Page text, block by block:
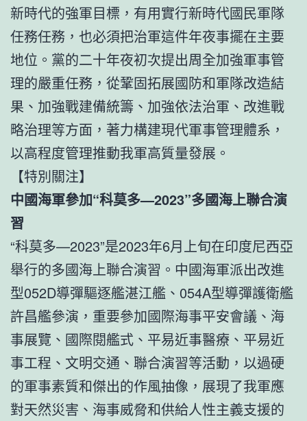
新時代的強軍目標，有用實行新時代國民軍隊
任務任務，也必須把治軍這件年夜事擺在主要
地位。黨的二十年夜初次提出周全加強軍事管
理的嚴重任務，從鞏固拓展國防和軍隊改造結
果、加強戰建備統籌、加強依法治軍、改進戰
略治理等方面，著力構建現代軍事管理體系，
以高程度管理推動我軍高質量發展。
【特別關注】
中國海軍參加“科莫多—2023”多國海上聯合演
習
“科莫多—2023”是2023年6月上旬在印度尼西亞
舉行的多國海上聯合演習。中國海軍派出改進
型052D導彈驅逐艦湛江艦、054A型導彈護衛艦
許昌艦參演，重要參加國際海事平安會議、海
事展覽、國際閱艦式、平易近事醫療、平易近
事工程、文明交通、聯合演習等活動，以過硬
的軍事素質和傑出的作風抽像，展現了我軍應
對天然災害、海事威脅和供給人性主義支援的